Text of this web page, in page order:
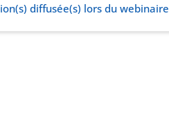
diffusée(s) lors du webinaire